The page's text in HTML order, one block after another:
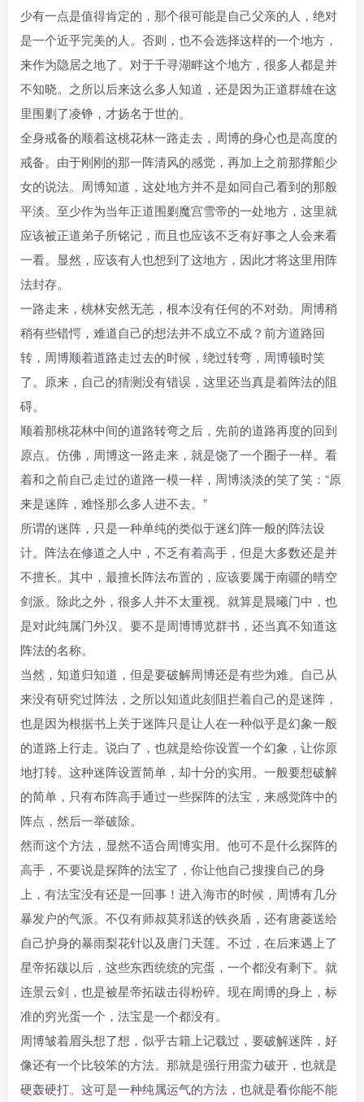
少有一点是值得肯定的，那个很可能是自己父亲的人，绝对
是一个近乎完美的人。否则，也不会选择这样的一个地方，
来作为隐居之地了。对于千寻湖畔这个地方，很多人都是并
不知晓。之所以后来这么多人知道，还是因为正道群雄在这
里围剿了凌铮，才扬名于世的。
全身戒备的顺着这桃花林一路走去，周博的身心也是高度的
戒备。由于刚刚的那一阵清风的感觉，再加上之前那撑船少
女的说法。周博知道，这处地方并不是如同自己看到的那般
平淡。至少作为当年正道围剿魔宫雪帝的一处地方，这里就
应该被正道弟子所铭记，而且也应该不乏有好事之人会来看
一看。显然，应该有人也想到了这地方，因此才将这里用阵
法封存。
一路走来，桃林安然无恙，根本没有任何的不对劲。周博稍
稍有些错愕，难道自己的想法并不成立不成？前方道路回
转，周博顺着道路走过去的时候，绕过转弯，周博顿时笑
了。原来，自己的猜测没有错误，这里还当真是着阵法的阻
碍。
顺着那桃花林中间的道路转弯之后，先前的道路再度的回到
原点。仿佛，周博这一路走来，就是饶了一个圈子一样。看
着和之前自己走过的道路一模一样，周博淡淡的笑了笑：“原
来是迷阵，难怪那么多人进不去。”
所谓的迷阵，只是一种单纯的类似于迷幻阵一般的阵法设
计。阵法在修道之人中，不乏有着高手，但是大多数还是并
不擅长。其中，最擅长阵法布置的，应该要属于南疆的晴空
剑派。除此之外，很多人并不太重视。就算是晨曦门中，也
是对此纯属门外汉。要不是周博博览群书，还当真不知道这
阵法的名称。
当然，知道归知道，但是要破解周博还是有些为难。自己从
来没有研究过阵法，之所以知道此刻阻拦着自己的是迷阵，
也是因为根据书上关于迷阵只是让人在一种似乎是幻象一般
的道路上行走。说白了，也就是给你设置一个幻象，让你原
地打转。这种迷阵设置简单，却十分的实用。一般要想破解
的简单，只有布阵高手通过一些探阵的法宝，来感觉阵中的
阵点，然后一举破除。
然而这个方法，显然不适合周博实用。他可不是什么探阵的
高手，不要说是探阵的法宝了，你让他自己搜搜自己的身
上，有法宝没有还是一回事！进入海市的时候，周博有几分
暴发户的气派。不仅有师叔莫邪送的铁炎盾，还有唐菱送给
自己护身的暴雨梨花针以及唐门天莲。不过，在后来遇上了
星帝拓跋以后，这些东西统统的完蛋，一个都没有剩下。就
连景云剑，也是被星帝拓跋击得粉碎。现在周博的身上，标
准的穷光蛋一个，法宝是一个都没有。
周博皱着眉头想了想，似乎古籍上记载过，要破解迷阵，好
像还有一个比较笨的方法。那就是强行用蛮力破开，也就是
硬轰硬打。这可是一种纯属运气的方法，也就是看你能不能